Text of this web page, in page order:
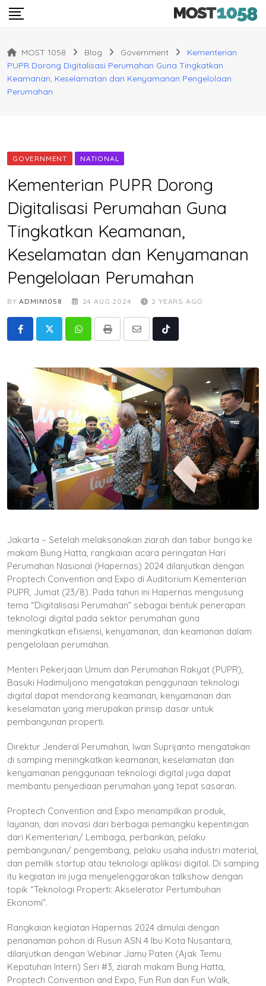
Skip
MOST 1058 Blog Government
Kementerian
PUPR Dorong Digitalisasi Perumahan Guna Tingkatkan
Keamanan, Keselamatan dan Kenyamanan Pengelolaan
Perumahan
GOVERNMENT NATIONAL
Kementerian PUPR Dorong
Digitalisasi Perumahan Guna
Tingkatkan Keamanan,
Keselamatan dan Kenyamanan
Pengelolaan Perumahan
BYADMIN1058 24 AUG 2024 2 YEARS AGO
WhatsappPrint
Share
Tiktok
Jakarta – Setelah melaksanakan ziarah dan tabur bunga ke
makam Bung Hatta, rangkaian acara peringatan Hari
Perumahan Nasional (Hapernas) 2024 dilanjutkan dengan
Proptech Convention and Expo di Auditorium Kementerian
PUPR, Jumat (23/8). Pada tahun ini Hapernas mengusung
tema “Digitalisasi Perumahan” sebagai bentuk penerapan
teknologi digital pada sektor perumahan guna
meningkatkan efisiensi, kenyamanan, dan keamanan dalam
pengelolaan perumahan.
Menteri Pekerjaan Umum dan Perumahan Rakyat (PUPR),
Basuki Hadimuljono mengatakan penggunaan teknologi
digital dapat mendorong keamanan, kenyamanan dan
keselamatan yang merupakan prinsip dasar untuk
pembangunan properti.
Direktur Jenderal Perumahan, Iwan Suprijanto mengatakan
di samping meningkatkan keamanan, keselamatan dan
kenyamanan penggunaan teknologi digital juga dapat
membantu penyediaan perumahan yang tepat sasaran.
Proptech Convention and Expo menampilkan produk,
layanan, dan inovasi dari berbagai pemangku kepentingan
dari Kementerian/ Lembaga, perbankan, pelaku
pembangunan/ pengembang, pelaku usaha industri material,
dan pemilik startup atau teknologi aplikasi digital. Di samping
itu kegiatan ini juga menyelenggarakan talkshow dengan
topik “Teknologi Properti: Akselerator Pertumbuhan
Ekonomi”.
Rangkaian kegiatan Hapernas 2024 dimulai dengan
penanaman pohon di Rusun ASN 4 Ibu Kota Nusantara,
dilanjutkan dengan Webinar Jamu Paten (Ajak Temu
Kepatuhan Intern) Seri #3, ziarah makam Bung Hatta,
Proptech Convention and Expo, Fun Run dan Fun Walk,